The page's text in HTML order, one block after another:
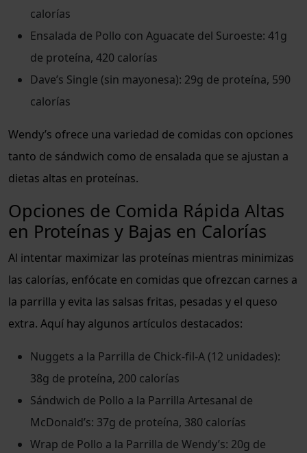
calorías
Ensalada de Pollo con Aguacate del Suroeste: 41g
de proteína, 420 calorías
Dave’s Single (sin mayonesa): 29g de proteína, 590
calorías
Wendy’s ofrece una variedad de comidas con opciones
tanto de sándwich como de ensalada que se ajustan a
dietas altas en proteínas.
Opciones de Comida Rápida Altas
en Proteínas y Bajas en Calorías
Al intentar maximizar las proteínas mientras minimizas
las calorías, enfócate en comidas que ofrezcan carnes a
la parrilla y evita las salsas fritas, pesadas y el queso
extra. Aquí hay algunos artículos destacados:
Nuggets a la Parrilla de Chick-fil-A (12 unidades):
38g de proteína, 200 calorías
Sándwich de Pollo a la Parrilla Artesanal de
McDonald’s: 37g de proteína, 380 calorías
Wrap de Pollo a la Parrilla de Wendy’s: 20g de